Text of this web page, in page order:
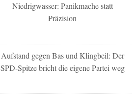
Niedrigwasser: Panikmache statt
Präzision
Aufstand gegen Bas und Klingbeil: Der
SPD-Spitze bricht die eigene Partei weg